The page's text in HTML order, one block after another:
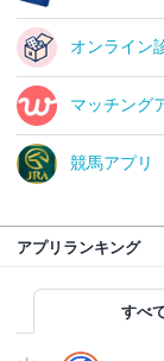
オンライン
マッチング
競馬アプリ
アプリランキング
すべ